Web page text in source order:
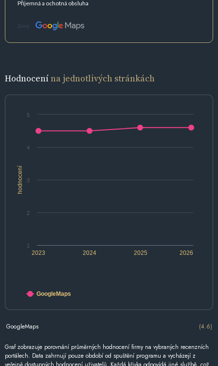
Příjemná a ochotná obsluha
Zdroj:
Hodnocenína jednotlivých stránkách
hodnocení
2024 2026
2023 2025
1
2
3
4
5
GoogleMaps
GoogleMaps (4.6)
Graf zobrazuje porovnání průměrných hodnocení firmy na vybraných recenzních
portálech. Data zahrnují pouze období od spuštění programu a vycházejí z